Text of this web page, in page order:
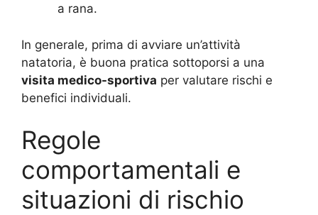
a rana.
In generale, prima di avviare un’attività
natatoria, è buona pratica sottoporsi a una
visita medico-sportiva per valutare rischi e
benefici individuali.
Regole
comportamentali e
situazioni di rischio